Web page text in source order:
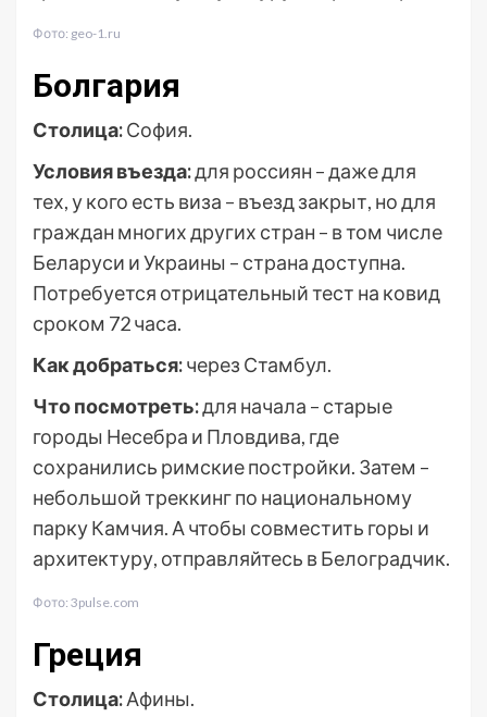
Фото: geo-1.ru
Болгария
Столица:София.
Условия въезда:для россиян – даже для
тех, у кого есть виза – въезд закрыт, но для
граждан многих других стран – в том числе
Беларуси и Украины – страна доступна.
Потребуется отрицательный тест на ковид
сроком 72 часа.
Как добраться:через Стамбул.
Что посмотреть:для начала – старые
городы Несебра и Пловдива, где
сохранились римские постройки. Затем –
небольшой треккинг по национальному
парку Камчия. А чтобы совместить горы и
архитектуру, отправляйтесь в Белоградчик.
Фото: 3pulse.com
Греция
Столица:Афины.